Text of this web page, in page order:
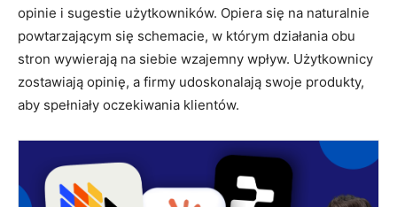
opinie i sugestie użytkowników. Opiera się na naturalnie
powtarzającym się schemacie, w którym działania obu
stron wywierają na siebie wzajemny wpływ. Użytkownicy
zostawiają opinię, a firmy udoskonalają swoje produkty,
aby spełniały oczekiwania klientów.